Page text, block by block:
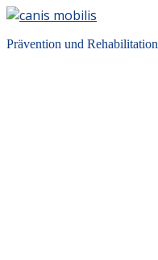
Prävention und Rehabilitation